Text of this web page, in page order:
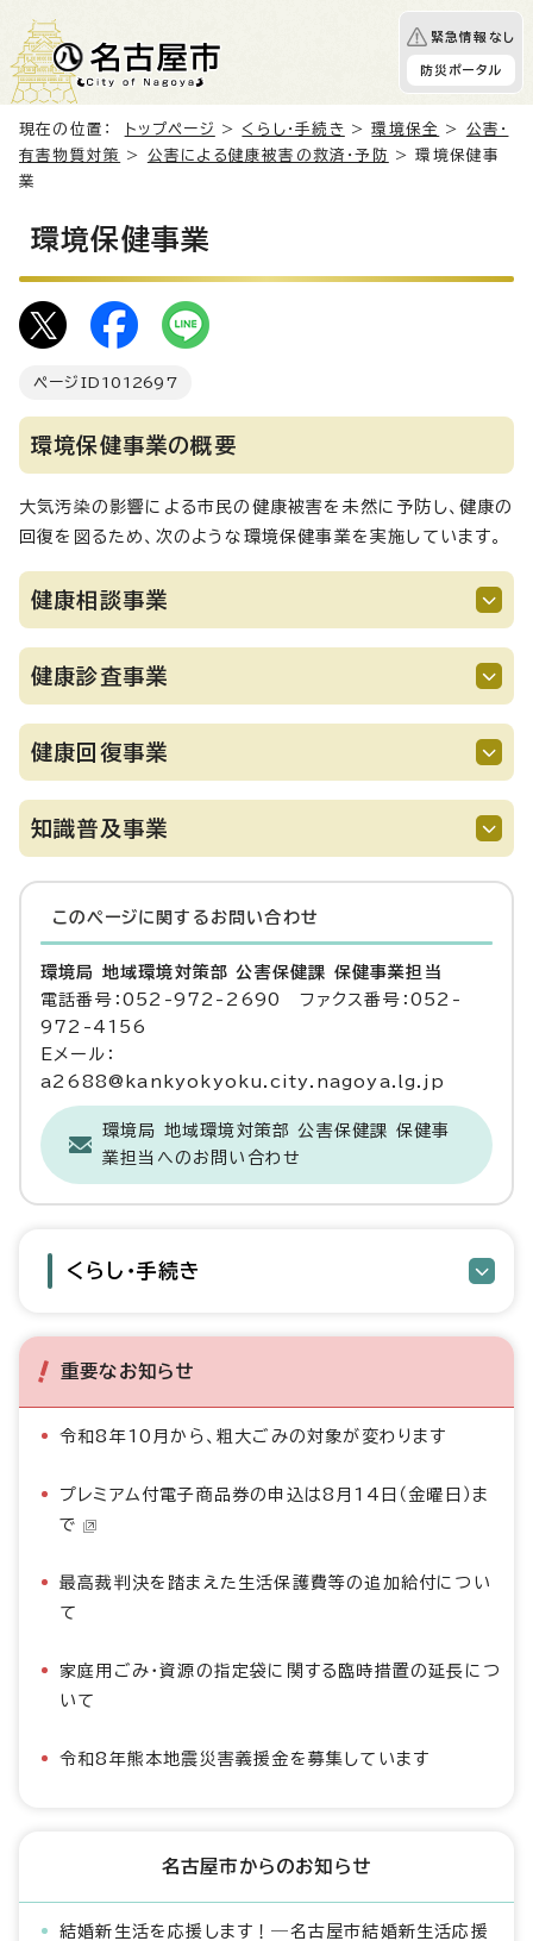
緊急情報なし
防災ポータル
現在の位置： トップページ > くらし・手続き >環境保全 > 公害・
有害物質対策
> 公害による健康被害の救済・予防
> 環境保健事
業
環境保健事業
ページID 1012697
環境保健事業の概要
大気汚染の影響による市民の健康被害を未然に予防し、健康の
回復を図るため、次のような環境保健事業を実施しています。
健康相談事業
健康診査事業
健康回復事業
知識普及事業
このページに関する お問い合わせ
環境局 地域環境対策部 公害保健課 保健事業担当
電話番号：052-972-2690 ファクス番号：052-
972-4156
Eメール：
a2688@kankyokyoku.city.nagoya.lg.jp
環境局 地域環境対策部 公害保健課 保健事
業担当へのお問い合わせ
くらし・手続き
重要なお知らせ
令和8年10月から、粗大ごみの対象が変わります
プレミアム付電子商品券の申込は8月14日（金曜日）ま
で
最高裁判決を踏まえた生活保護費等の追加給付につい
て
家庭用ごみ・資源の指定袋に関する臨時措置の延長につ
いて
令和8年熊本地震災害義援金を募集しています
名古屋市からのお知らせ
結婚新生活を応援します！―名古屋市結婚新生活応援